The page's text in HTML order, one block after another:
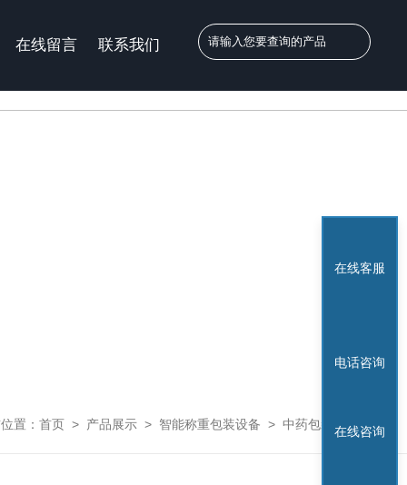
在线留言 联系我们
置： 首页> 产品展示> 智能称重包装设备 > 中药包装机
在线客服
电话咨询
在线咨询